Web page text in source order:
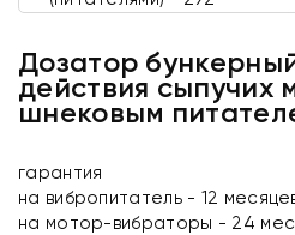
Дозатор
действия сыпучих
шнековым
гарантия
на вибропитатель - 12
на мотор-вибраторы - 24